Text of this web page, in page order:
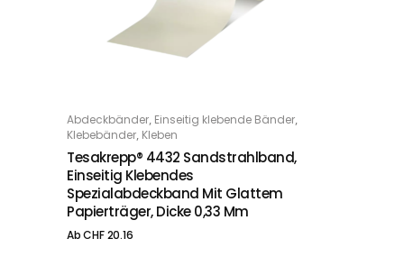
OPTIONS
Abdeckbänder, Einseitig klebende Bänder,
Klebebänder, Kleben
Tesakrepp® 4432 Sandstrahlband,
Einseitig Klebendes
Spezialabdeckband Mit Glattem
Papierträger, Dicke 0,33 Mm
AbCHF20.16